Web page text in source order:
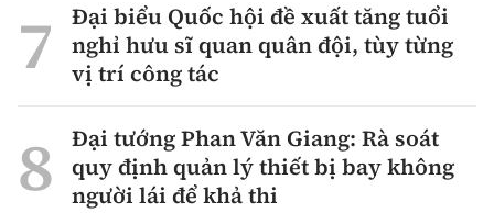
Đại biểu Quốc hội đề xuất tăng tuổi
nghỉ hưu sĩ quan quân đội, tùy từng
vị trí công tác
Đại tướng Phan Văn Giang: Rà soát
quy định quản lý thiết bị bay không
người lái để khả thi